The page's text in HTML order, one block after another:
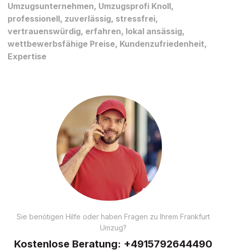
Umzugsunternehmen, Umzugsprofi Knoll,
professionell, zuverlässig, stressfrei,
vertrauenswürdig, erfahren, lokal ansässig,
wettbewerbsfähige Preise, Kundenzufriedenheit,
Expertise
Sie benötigen Hilfe oder haben Fragen zu Ihrem Frankfurt
Umzug?
Kostenlose Beratung: +4915792644490